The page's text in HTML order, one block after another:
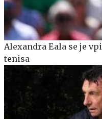
Alexandra Eala se je
tenisa